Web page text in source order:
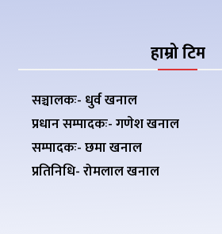
हाम्रो टिम
सञ्चालकः- धुर्व खनाल
प्रधान सम्पादकः- गणेश खनाल
सम्पादकः- छमा खनाल
प्रतिनिधि- रोमलाल खनाल